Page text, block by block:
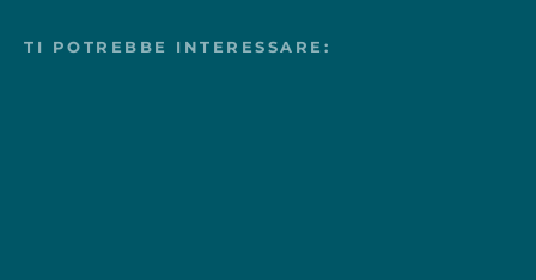
TI POTREBBE INTERESSARE: